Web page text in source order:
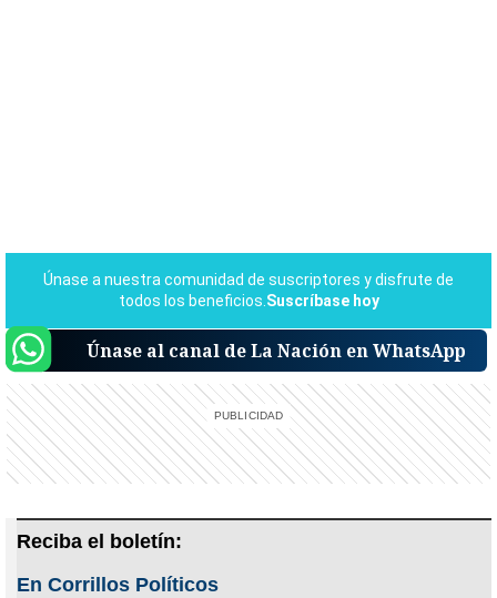
Únase al canal de La Nación en WhatsApp
Reciba el boletín:
En Corrillos Políticos